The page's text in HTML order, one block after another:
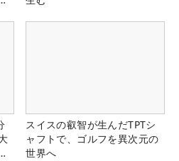
スイスの叡智が生んだTPTシ
ャフトで、ゴルフを異次元の
世界へ